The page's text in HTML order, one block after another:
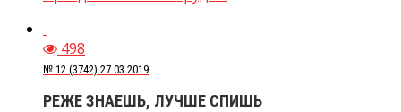
498
№ 12 (3742) 27.03.2019
РЕЖЕ ЗНАЕШЬ, ЛУЧШЕ СПИШЬ